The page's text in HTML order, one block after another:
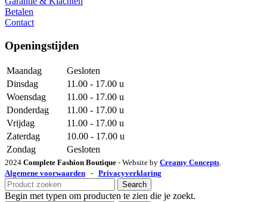
Betalen
Contact
Openingstijden
Maandag
Gesloten
Dinsdag
11.00 - 17.00 u
Woensdag
11.00 - 17.00 u
Donderdag
11.00 - 17.00 u
Vrijdag
11.00 - 17.00 u
Zaterdag
10.00 - 17.00 u
Zondag
Gesloten
2024 Complete Fashion Boutique - Website by Creamy Concepts
Algemene voorwaarden - Privacyverklaring
Search
Begin met typen om producten te zien die je zoekt.